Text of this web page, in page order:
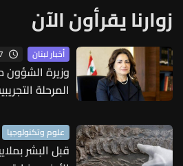
زوارنا يقرأون الآن
أخبار لبنان
وزيرة الشؤون
المرحلة
علوم وتكنولوجيا
قبل البشر